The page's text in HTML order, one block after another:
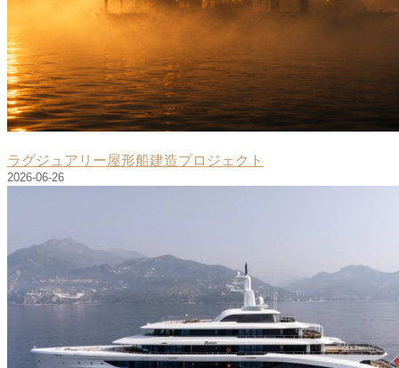
ラグジュアリー屋形船建造プロジェクト
2026-06-26